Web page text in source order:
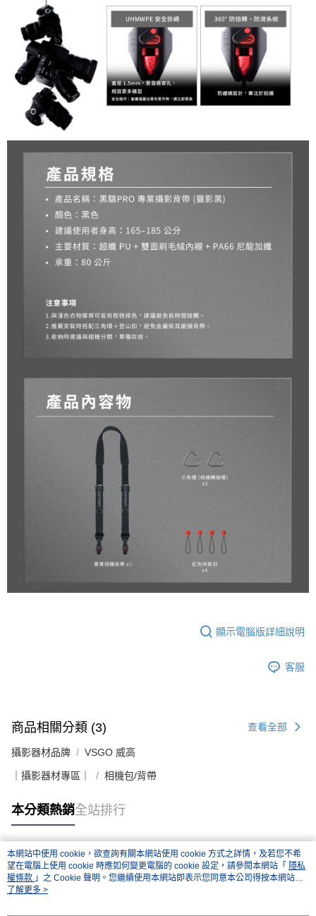
顯示電腦版詳細說明
客服
商品相關分類 (3) 查看全部
攝影器材品牌 VSGO 威高
｜攝影器材專區｜ 相機包/背帶
本分類熱銷全站排行
熱門標籤
本網站中使用 cookie，欲查詢有關本網站使用 cookie 方式之詳情，及若您不希
望在電腦上使用 cookie 時應如何變更電腦的 cookie 設定，請參閱本網站「 隱私
權條款 」之 Cookie 聲明。您繼續使用本網站即表示您同意本公司得按本網站使
用條款之 Cookie 聲明使用 cookie。
了解更多 >